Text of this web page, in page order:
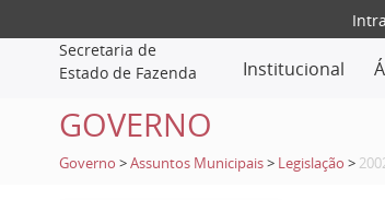
Secretaria de
Estado de Fazenda
Institucional
GOVERNO
Governo >Assuntos Municipais > Legislação >